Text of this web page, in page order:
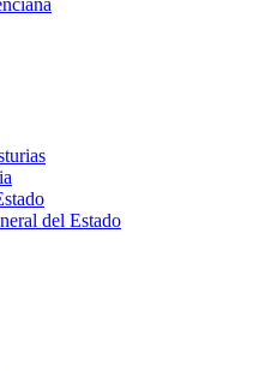
del Estado